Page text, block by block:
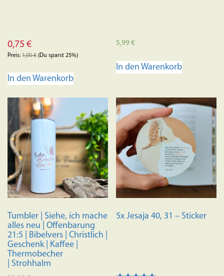
0,75 €
Preis: 1,00€ (Du sparst 25%)
In den Warenkorb
5,99€
In den Warenkorb
Tumbler | Siehe, ich mache
alles neu | Offenbarung
21:5 | Bibelvers | Christlich |
Geschenk | Kaffee |
Thermobecher
| Strohhalm
5x Jesaja 40, 31 – Sticker